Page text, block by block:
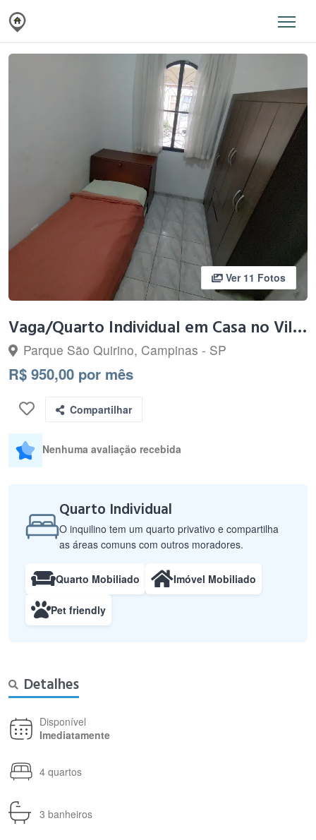
Ver 11 Fotos
Vaga/Quarto Individual em Casa no Vila Nogueira/Taquaral
Parque São Quirino, Campinas - SP
R$ 950,00 por mês
Compartilhar
Nenhuma avaliação recebida
Quarto Individual
O inquilino tem um quarto privativo e compartilha
as áreas comuns com outros moradores.
Quarto Mobiliado Imóvel Mobiliado
Pet friendly
Detalhes
Disponível
Imediatamente
4 quartos
3 banheiros